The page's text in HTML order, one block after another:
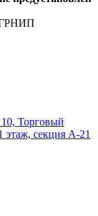
10, Торговый
этаж, секция А-21